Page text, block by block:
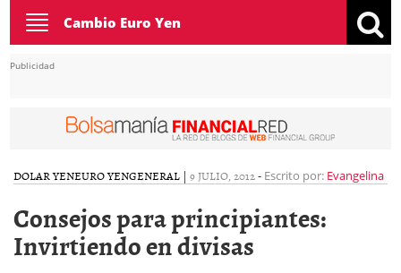
Toggle
navigation
Cambio Euro Yen
Publicidad
DOLAR YENEURO YENGENERAL | 9 JULIO, 2012- Escrito por: Evangelina
Consejos para principiantes:
Invirtiendo en divisas